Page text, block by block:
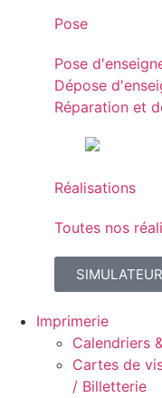
Pose
Pose
Dépose
Réparation et
Réalisations
Toutes nos
Imprimerie
Calendriers
Cartes de
/ Billetterie